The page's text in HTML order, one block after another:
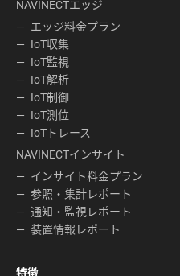
特徴
NAVINECTエッジ
エッジ料金プラン
IoT収集
IoT監視
IoT解析
IoT制御
IoT測位
IoTトレース
NAVINECTインサイト
インサイト料金プラン
参照・集計レポート
通知・監視レポート
装置情報レポート